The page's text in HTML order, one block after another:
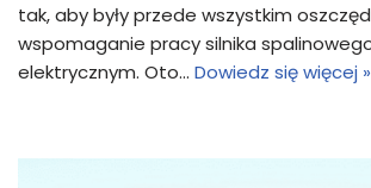
tak, aby były przede wszystkim
wspomaganie pracy silnika
elektrycznym. Oto… Dowiedz się więcej »